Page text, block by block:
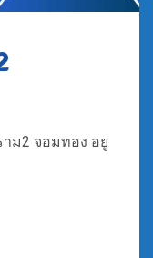
ม2 จอมทอง อยู